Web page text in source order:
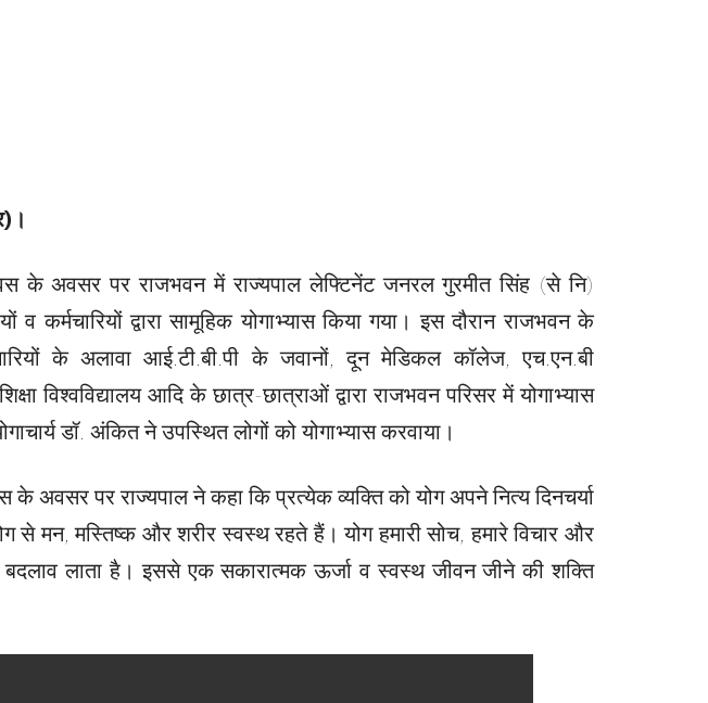
के अवसर पर राजभवन में राज्यपाल लेफ्टिनेंट जनरल गुरमीत सिंह (से नि)
व कर्मचारियों द्वारा सामूहिक योगाभ्यास किया गया। इस दौरान राजभवन के
के अलावा आई.टी.बी.पी के जवानों, दून मेडिकल कॉलेज, एच.एन.बी
विश्वविद्यालय आदि के छात्र-छात्राओं द्वारा राजभवन परिसर में योगाभ्यास
डॉ. अंकित ने उपस्थित लोगों को योगाभ्यास करवाया।
के अवसर पर राज्यपाल ने कहा कि प्रत्येक व्यक्ति को योग अपने नित्य दिनचर्या
से मन, मस्तिष्क और शरीर स्वस्थ रहते हैं। योग हमारी सोच, हमारे विचार और
बदलाव लाता है। इससे एक सकारात्मक ऊर्जा व स्वस्थ जीवन जीने की शक्ति